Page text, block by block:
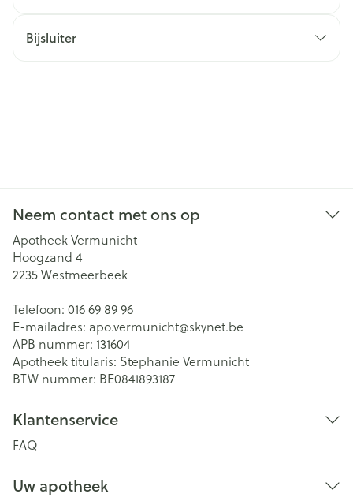
Bijsluiter
Neem contact met ons op
Apotheek Vermunicht
Hoogzand 4
2235Westmeerbeek
Telefoon: 016 69 89 96
E-mailadres: apo.vermunicht@skynet.be
APB nummer: 131604
Apotheek titularis: Stephanie Vermunicht
BTW nummer: BE0841893187
Klantenservice
FAQ
Uw apotheek